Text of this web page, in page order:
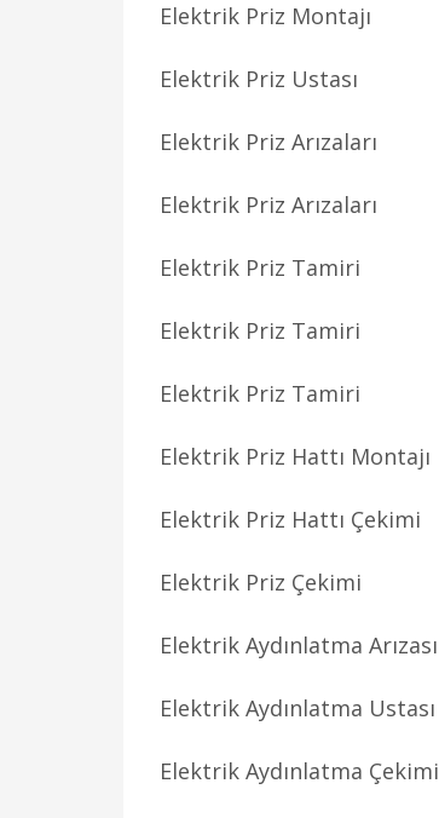
Elektrik Priz Montajı
Elektrik Priz Ustası
Elektrik Priz Arızaları
Elektrik Priz Arızaları
Elektrik Priz Tamiri
Elektrik Priz Tamiri
Elektrik Priz Tamiri
Elektrik Priz Hattı Montajı
Elektrik Priz Hattı Çekimi
Elektrik Priz Çekimi
Elektrik Aydınlatma Arızası
Elektrik Aydınlatma Ustası
Elektrik Aydınlatma Çekimi